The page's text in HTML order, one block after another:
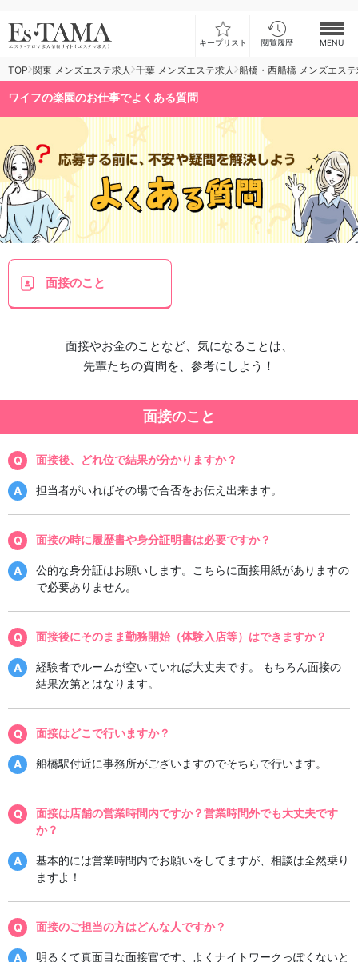
キープリスト 閲覧履歴 MENU
お仕事検索
お仕事ランキング
お仕事体験談
スカウト型求人エスジョブ
メンズエステコラム
ログイン
TOP 関東 メンズエステ求人 千葉 メンズエステ求人 船橋・西船橋 メンズエス
ワイフの楽園のお仕事でよくある質問
面接のこと
面接やお金のことなど、気になることは、
先輩たちの質問を、参考にしよう！
面接のこと
面接後、どれ位で結果が分かりますか？
担当者がいればその場で合否をお伝え出来ます。
面接の時に履歴書や身分証明書は必要ですか？
公的な身分証はお願いします。こちらに面接用紙がありますの
で必要ありません。
面接後にそのまま勤務開始（体験入店等）はできますか？
経験者でルームが空いていれば大丈夫です。 もちろん面接の
結果次第とはなります。
面接はどこで行いますか？
船橋駅付近に事務所がございますのでそちらで行います。
面接は店舗の営業時間内ですか？営業時間外でも大丈夫です
か？
基本的には営業時間内でお願いをしてますが、相談は全然乗り
ますよ！
面接のご担当の方はどんな人ですか？
明るくて真面目な面接官です、よくナイトワークっぽくないと